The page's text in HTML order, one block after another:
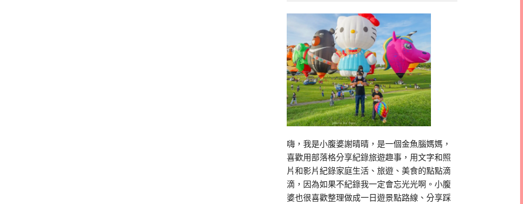
嗨，我是小腹婆謝晴晴，是一個金魚腦媽媽，
喜歡用部落格分享紀錄旅遊趣事，用文字和照
片和影片紀錄家庭生活、旅遊、美食的點點滴
滴，因為如果不紀錄我一定會忘光光啊。小腹
婆也很喜歡整理做成一日遊景點路線、分享踩